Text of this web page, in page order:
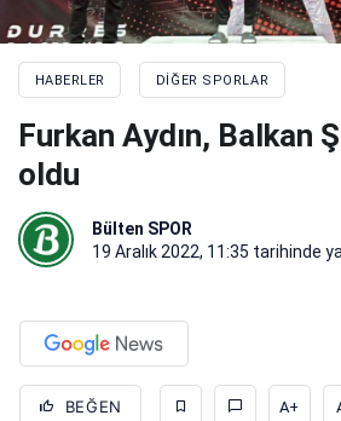
HABERLER DIĞER SPORLAR
Furkan Aydın, Balkan
oldu
Bülten SPOR
19 Aralık 2022, 11:35 tarihinde
BEĞEN A+